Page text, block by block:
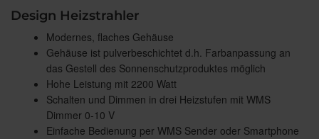
Design Heizstrahler
Modernes, flaches Gehäuse
Gehäuse ist pulverbeschichtet d.h. Farbanpassung an
das Gestell des Sonnenschutzproduktes möglich
Hohe Leistung mit 2200 Watt
Schalten und Dimmen in drei Heizstufen mit WMS
Dimmer 0-10 V
Einfache Bedienung per WMS Sender oder Smartphone